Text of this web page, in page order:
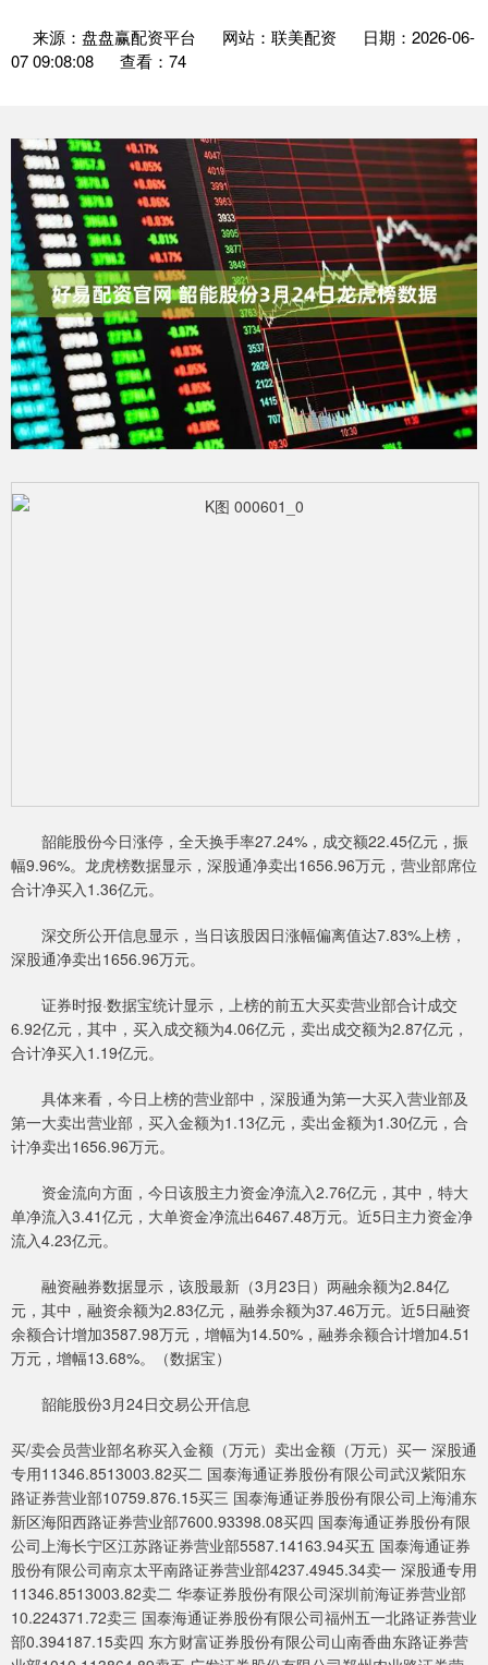
来源：盘盘赢配资平台 网站：联美配资
日期：2026-06-
07 09:08:08
查看：74
韶能股份今日涨停，全天换手率27.24%，成交额22.45亿元，振
幅9.96%。龙虎榜数据显示，深股通净卖出1656.96万元，营业部席位
合计净买入1.36亿元。
深交所公开信息显示，当日该股因日涨幅偏离值达7.83%上榜，
深股通净卖出1656.96万元。
证券时报·数据宝统计显示，上榜的前五大买卖营业部合计成交
6.92亿元，其中，买入成交额为4.06亿元，卖出成交额为2.87亿元，
合计净买入1.19亿元。
具体来看，今日上榜的营业部中，深股通为第一大买入营业部及
第一大卖出营业部，买入金额为1.13亿元，卖出金额为1.30亿元，合
计净卖出1656.96万元。
资金流向方面，今日该股主力资金净流入2.76亿元，其中，特大
单净流入3.41亿元，大单资金净流出6467.48万元。近5日主力资金净
流入4.23亿元。
融资融券数据显示，该股最新（3月23日）两融余额为2.84亿
元，其中，融资余额为2.83亿元，融券余额为37.46万元。近5日融资
余额合计增加3587.98万元，增幅为14.50%，融券余额合计增加4.51
万元，增幅13.68%。（数据宝）
韶能股份3月24日交易公开信息
买/卖会员营业部名称买入金额（万元）卖出金额（万元）买一 深股通
专用11346.8513003.82买二 国泰海通证券股份有限公司武汉紫阳东
路证券营业部10759.876.15买三 国泰海通证券股份有限公司上海浦东
新区海阳西路证券营业部7600.93398.08买四 国泰海通证券股份有限
公司上海长宁区江苏路证券营业部5587.14163.94买五 国泰海通证券
股份有限公司南京太平南路证券营业部4237.4945.34卖一 深股通专用
11346.8513003.82卖二 华泰证券股份有限公司深圳前海证券营业部
10.224371.72卖三 国泰海通证券股份有限公司福州五一北路证券营业
部0.394187.15卖四 东方财富证券股份有限公司山南香曲东路证券营